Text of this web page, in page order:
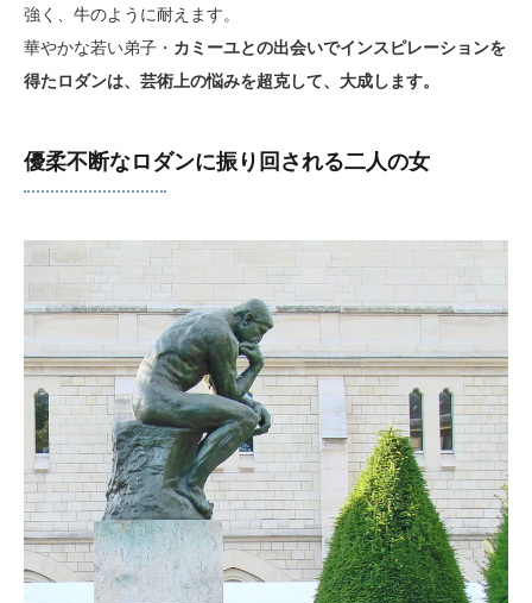
強く、牛のように耐えます。
華やかな若い弟子・ カミーユとの出会いでインスピレーションを
得たロダンは、芸術上の悩みを超克して、大成します。
優柔不断なロダンに振り回される二人の女